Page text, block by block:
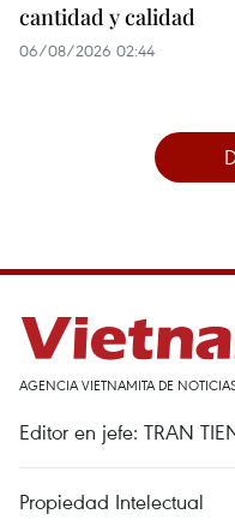
cantidad y calidad
06/08/2026 02:44
AGENCIA VIETNAMITA DE
Editor en jefe: TRAN
Propiedad Intelectual